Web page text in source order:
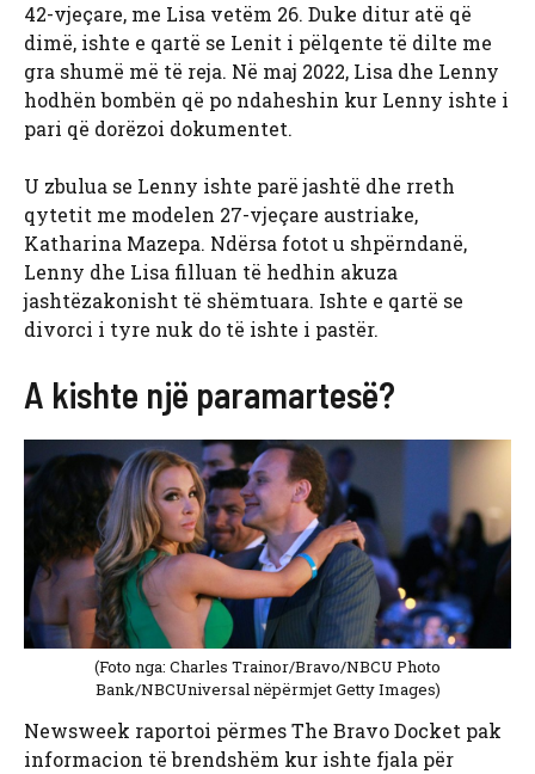
42-vjeçare, me Lisa vetëm 26. Duke ditur atë që
dimë, ishte e qartë se Lenit i pëlqente të dilte me
gra shumë më të reja. Në maj 2022, Lisa dhe Lenny
hodhën bombën që po ndaheshin kur Lenny ishte i
pari që dorëzoi dokumentet.
U zbulua se Lenny ishte parë jashtë dhe rreth
qytetit me modelen 27-vjeçare austriake,
Katharina Mazepa. Ndërsa fotot u shpërndanë,
Lenny dhe Lisa filluan të hedhin akuza
jashtëzakonisht të shëmtuara. Ishte e qartë se
divorci i tyre nuk do të ishte i pastër.
A kishte një paramartesë?
(Foto nga: Charles Trainor/Bravo/NBCU Photo
Bank/NBCUniversal nëpërmjet Getty Images)
Newsweek raportoi përmes The Bravo Docket pak
informacion të brendshëm kur ishte fjala për